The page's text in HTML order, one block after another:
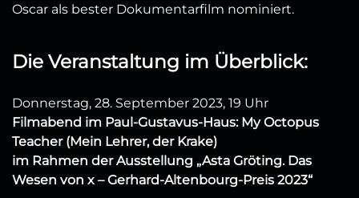
Oscar als bester Dokumentarfilm nominiert.
Die Veranstaltung im Überblick:
Donnerstag, 28. September 2023, 19 Uhr
Filmabend im Paul-Gustavus-Haus: My Octopus
Teacher (Mein Lehrer, der Krake)
im Rahmen der Ausstellung „Asta Gröting. Das
Wesen von x – Gerhard-Altenbourg-Preis 2023“